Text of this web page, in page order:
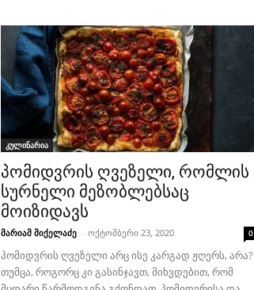
კულინარია
პომიდვრის ღვეზელი, რომლის
სურნელი მეზობლებსაც
მოიზიდავს
მარიამ მიქელაძე - ოქტომბერი 23, 2020 0
პომიდვრის ღვეზელი არც ისე კარგად ჟღერს, არა?
თუმცა, როგორც კი გასინჯავთ, მიხვდებით, რომ